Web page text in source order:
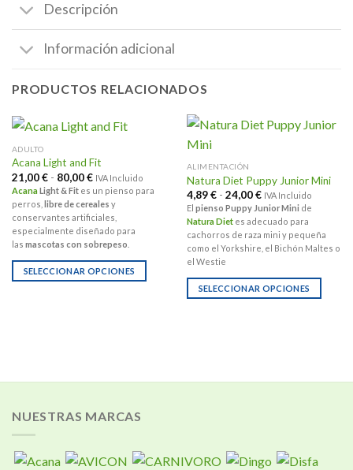
Descripción
Información adicional
PRODUCTOS RELACIONADOS
ADULTO
Acana Light and Fit
21,00€ - 80,00€Rango
de
precios:
desde
21,00 €
hasta
80,00 €
IVA Incluido
AcanaLight & Fites un pienso para
perros, libre de cereales y
conservantes artificiales,
especialmente diseñado para
las mascotas con sobrepeso
SELECCIONAR OPCIONES
pueden
elegir
en
ALIMENTACIÓN
Natura Diet Puppy Junior Mini
4,89€ - 24,00€Rango
de
precios:
desde
4,89 €
hasta
24,00 €
IVA Incluido
El pienso Puppy Junior Minide
Natura Diet es adecuado para
cachorros de raza mini y pequeña
como el Yorkshire, el Bichón Maltes o
el Westie
SELECCIONAR OPCIONES
elegir
NUESTRAS MARCAS